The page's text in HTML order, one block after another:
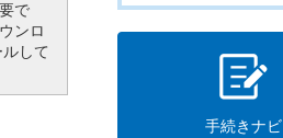
で
ンロ
して
手続きナビ